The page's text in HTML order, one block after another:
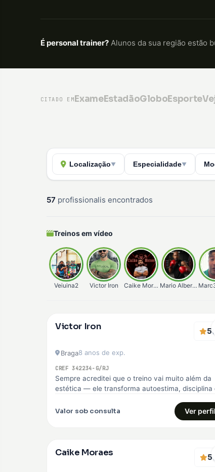
É personal trainer? Alunos da sua região estão
CITADO EM ExameEstadãoGloboEsporte
Localização▼ Especialidade▼
57 profissionalis encontrados
Treinos em vídeo
Veiuina2 Victor Iron Caike MoraesMario Alberto
Premium
Victor Iron 5
Braga8 anos de exp.
CREF 342234-G/RJ
Sempre acreditei que o treino vai muito além da
estética — ele transforma autoestima, disciplina
Valor sob consulta Ver perfil
EMBAIXADOR
Caike Moraes 5